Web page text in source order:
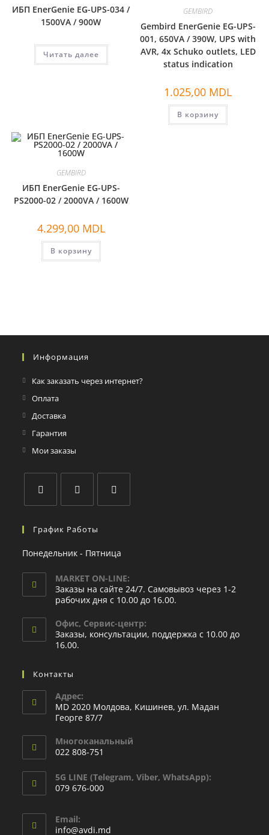
ИБП EnerGenie EG-UPS-034 /
1500VA / 900W
Читать далее
GEMBIRD
Gembird EnerGenie EG-UPS-
001, 650VA / 390W, UPS with
AVR, 4x Schuko outlets, LED
status indication
1.025,00 MDL
В корзину
GEMBIRD
ИБП EnerGenie EG-UPS-
PS2000-02 / 2000VA / 1600W
4.299,00 MDL
В корзину
Информация
Как заказать через интернет?
Оплата
Доставка
Гарантия
Мои заказы
График Работы
Понедельник - Пятница
MARKET ON-LINE:
Заказы на сайте 24/7. Самовывоз через 1-2
рабочих дня с 10.00 до 16.00.
Офис, Сервис-центр:
Заказы, консультации, поддержка с 10.00 до
16.00.
Контакты
Адрес:
MD 2020 Молдова, Кишинев, ул. Мадан
Георге 87/7
Многоканальный
022 808-751
5G LINE (Telegram, Viber, WhatsApp):
079 676-000
Email:
info@avdi.md